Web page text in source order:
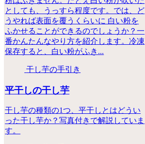
としても、うっすら程度です。では、ど
うやれば表面を覆うくらいに 白い粉を
ふかせることができるのでしょうか？一
番かんたんなやり方を紹介します。冷凍
保存すると、白い粉がふき...
干し芋の手引き
平干しの干し芋
干し芋の種類の1つ、平干しとはどうい
った干し芋か？写真付きで解説していま
す。